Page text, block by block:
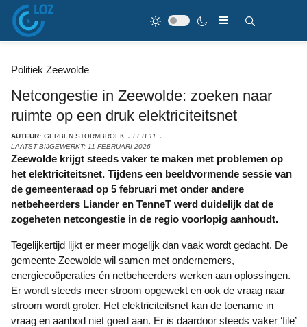
Politiek Zeewolde
Netcongestie in Zeewolde: zoeken naar
ruimte op een druk elektriciteitsnet
AUTEUR: GERBEN STORMBROEK
FEB 11
LAATST BIJGEWERKT: 11 FEBRUARI 2026
Zeewolde krijgt steeds vaker te maken met problemen op
het elektriciteitsnet. Tijdens een beeldvormende sessie van
de gemeenteraad op 5 februari met onder andere
netbeheerders Liander en TenneT werd duidelijk dat de
zogeheten netcongestie in de regio voorlopig aanhoudt.
Tegelijkertijd lijkt er meer mogelijk dan vaak wordt gedacht. De
gemeente Zeewolde wil samen met ondernemers,
energiecoöperaties én netbeheerders werken aan oplossingen.
Er wordt steeds meer stroom opgewekt en ook de vraag naar
stroom wordt groter. Het elektriciteitsnet kan de toename in
vraag en aanbod niet goed aan. Er is daardoor steeds vaker ‘file’